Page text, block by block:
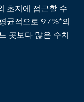
초지에 접근할 수
균적으로 97%*의
곳보다 많은 수치